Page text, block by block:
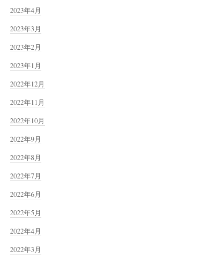
2023年4月
2023年3月
2023年2月
2023年1月
2022年12月
2022年11月
2022年10月
2022年9月
2022年8月
2022年7月
2022年6月
2022年5月
2022年4月
2022年3月